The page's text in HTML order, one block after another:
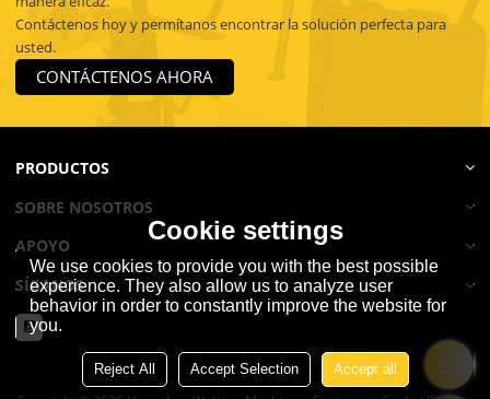
Contáctenos hoy y permítanos encontrar la solución perfecta para
usted.
CONTÁCTENOS AHORA
PRODUCTOS
SOBRE NOSOTROS
APOYO
SÍGANOS
Cookie settings
We use cookies to provide you with the best possible
experience. They also allow us to analyze user
behavior in order to constantly improve the website for
you.
Reject All Accept Selection Accept all